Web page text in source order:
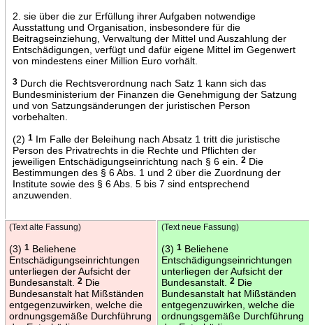
2. sie über die zur Erfüllung ihrer Aufgaben notwendige
Ausstattung und Organisation, insbesondere für die
Beitragseinziehung, Verwaltung der Mittel und Auszahlung der
Entschädigungen, verfügt und dafür eigene Mittel im Gegenwert
von mindestens einer Million Euro vorhält.
3Durch die Rechtsverordnung nach Satz 1 kann sich das
Bundesministerium der Finanzen die Genehmigung der Satzung
und von Satzungsänderungen der juristischen Person
vorbehalten.
(2) 1Im Falle der Beleihung nach Absatz 1 tritt die juristische
Person des Privatrechts in die Rechte und Pflichten der
jeweiligen Entschädigungseinrichtung nach § 6 ein.
2Die
Bestimmungen des § 6 Abs. 1 und 2 über die Zuordnung der
Institute sowie des § 6 Abs. 5 bis 7 sind entsprechend
anzuwenden.
(Text alte Fassung)
(3) 1Beliehene
Entschädigungseinrichtungen
unterliegen der Aufsicht der
Bundesanstalt.
2Die
Bundesanstalt hat Mißständen
entgegenzuwirken, welche die
ordnungsgemäße Durchführung
(Text neue Fassung)
(3) 1Beliehene
Entschädigungseinrichtungen
unterliegen der Aufsicht der
Bundesanstalt.
2Die
Bundesanstalt hat Mißständen
entgegenzuwirken, welche die
ordnungsgemäße Durchführung